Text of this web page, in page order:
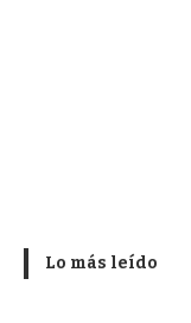
Lo más leído